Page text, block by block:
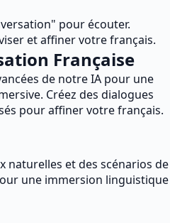
pour écouter.
et affiner votre français.
Française
de notre IA pour une
Créez des dialogues
pour affiner votre français.
naturelles et des scénarios de
une immersion linguistique